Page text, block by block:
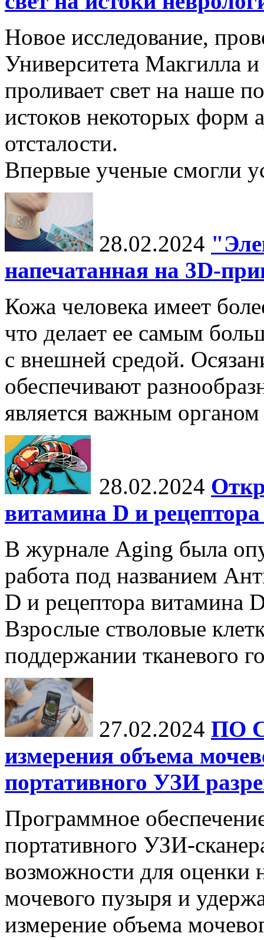
Новое исследование,
Университета Макгилла
проливает свет на наше
истоков некоторых форм
отсталости.
Впервые ученые смогли
28.02.2024
напечатанная на 3D-
Кожа человека имеет
что делает ее самым
с внешней средой.
обеспечивают
является важным
28.02.2024
витамина D и
В журнале Aging была
работа под названием
D и рецептора витамина
Взрослые стволовые
поддержании тканевого
27.02.2024 ПО
измерения объема
портативного УЗИ
Программное
портативного УЗИ-
возможности для оценки
мочевого пузыря и
измерение объема